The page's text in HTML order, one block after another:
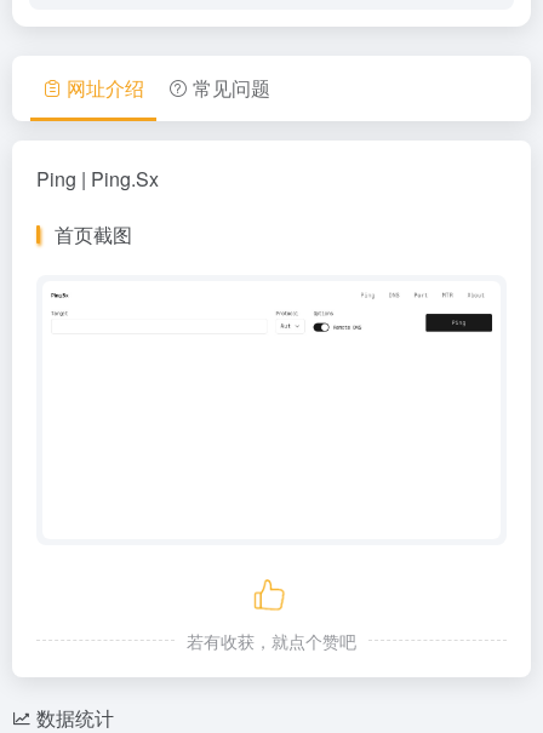
网址介绍 常见问题
Ping | Ping.Sx
首页截图
若有收获，就点个赞吧
数据统计